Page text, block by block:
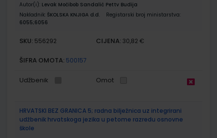
Autor(i): Levak Močibob Sandalić Pettv Budija
Nakladnik: ŠKOLSKA KNJIGA d.d.
Registarski broj ministarstva:
6055;6056
SKU: 556292 CIJENA: 30,82 €
ŠIFRA OMOTA: 500157
Udžbenik Omot
HRVATSKI BEZ GRANICA 5; radna bilježnica uz integrirani
udžbenik hrvatskoga jezika u petome razredu osnovne
škole